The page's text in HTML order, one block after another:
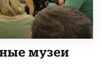
музеи